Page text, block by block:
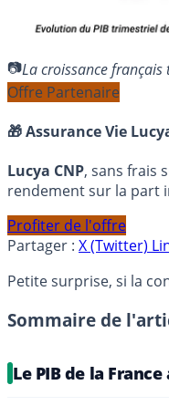
La croissance
Offre Partenaire
🎁 Assurance Vie
Lucya CNP, sans frais
rendement sur la part
Profiter de l'offre
Partager : X (Twitter)
Petite surprise, si la
Sommaire de
Le PIB de la